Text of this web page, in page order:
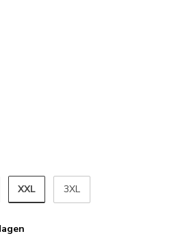
XXL 3XL